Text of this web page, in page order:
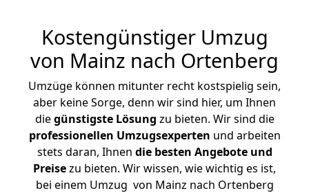
Kostengünstiger Umzug
von Mainz nach Ortenberg
Umzüge können mitunter recht kostspielig sein,
aber keine Sorge, denn wir sind hier, um Ihnen
diegünstigste Lösung zu bieten. Wir sind die
professionellen Umzugsexperten und arbeiten
stets daran, Ihnen die besten Angebote und
Preisezu bieten. Wir wissen, wie wichtig es ist,
bei einem Umzug von Mainz nach Ortenberg